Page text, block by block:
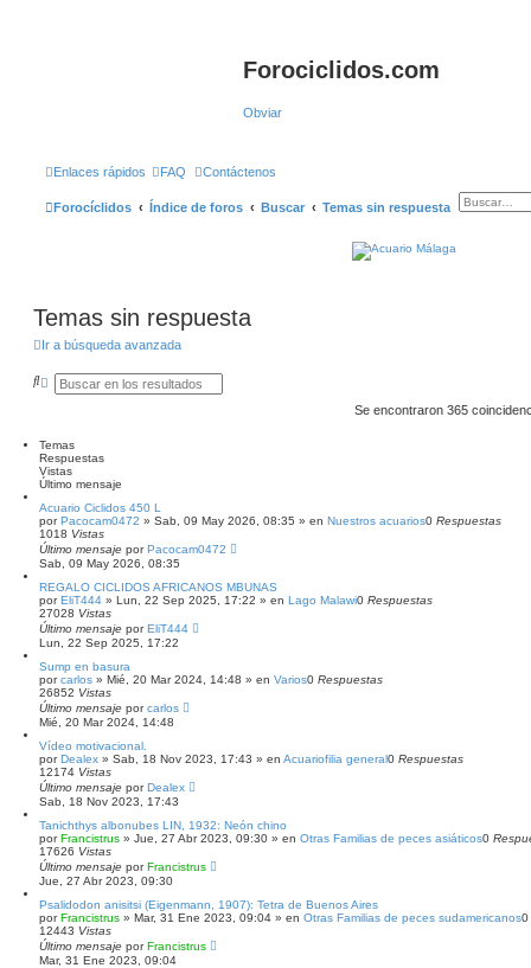
Forociclidos.com
Obviar
Enlaces rápidos FAQ Contáctenos
Forocíclidos Índice de foros Buscar Temas sin respuesta
Temas sin respuesta
Ir a búsqueda avanzada
B
r
B
e
d
a
a
v
a
n
z
a
a
Se encontraron 365
Temas
Respuestas
Vistas
Último mensaje
Acuario Ciclidos 450 L
porPacocam0472 » Sab, 09 May 2026, 08:35 » en Nuestros acuarios0 Respuestas
1018 Vistas
Último mensaje porPacocam0472
Sab, 09 May 2026, 08:35
REGALO CICLIDOS AFRICANOS MBUNAS
porEliT444 » Lun, 22 Sep 2025, 17:22 » en Lago Malawi0 Respuestas
27028 Vistas
Último mensaje porEliT444
Lun, 22 Sep 2025, 17:22
Sump en basura
porcarlos » Mié, 20 Mar 2024, 14:48 » en Varios0 Respuestas
26852 Vistas
Último mensaje porcarlos
Mié, 20 Mar 2024, 14:48
Vídeo motivacional.
porDealex » Sab, 18 Nov 2023, 17:43 » en Acuariofilia general0 Respuestas
12174 Vistas
Último mensaje porDealex
Sab, 18 Nov 2023, 17:43
Tanichthys albonubes LIN, 1932: Neón chino
porFrancistrus » Jue, 27 Abr 2023, 09:30 » en Otras Familias de peces asiáticos0
17626 Vistas
Último mensaje porFrancistrus
Jue, 27 Abr 2023, 09:30
Psalidodon anisitsi (Eigenmann, 1907): Tetra de Buenos Aires
porFrancistrus » Mar, 31 Ene 2023, 09:04 » en Otras Familias de peces sudamericanos0
12443 Vistas
Último mensaje porFrancistrus
Mar, 31 Ene 2023, 09:04